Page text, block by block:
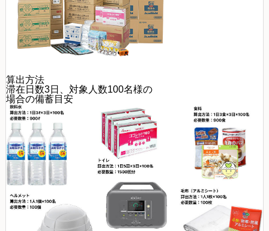
算出方法
滞在日数3日、対象人数100名様の
場合の備蓄目安